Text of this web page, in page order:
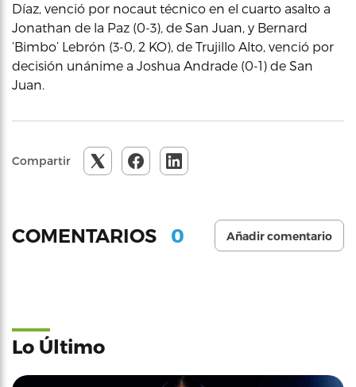
Díaz, venció por nocaut técnico en el cuarto asalto a
Jonathan de la Paz (0-3), de San Juan, y Bernard
‘Bimbo’ Lebrón (3-0, 2 KO), de Trujillo Alto, venció por
decisión unánime a Joshua Andrade (0-1) de San
Juan.
Compartir
COMENTARIOS 0 Añadir comentario
Lo Último